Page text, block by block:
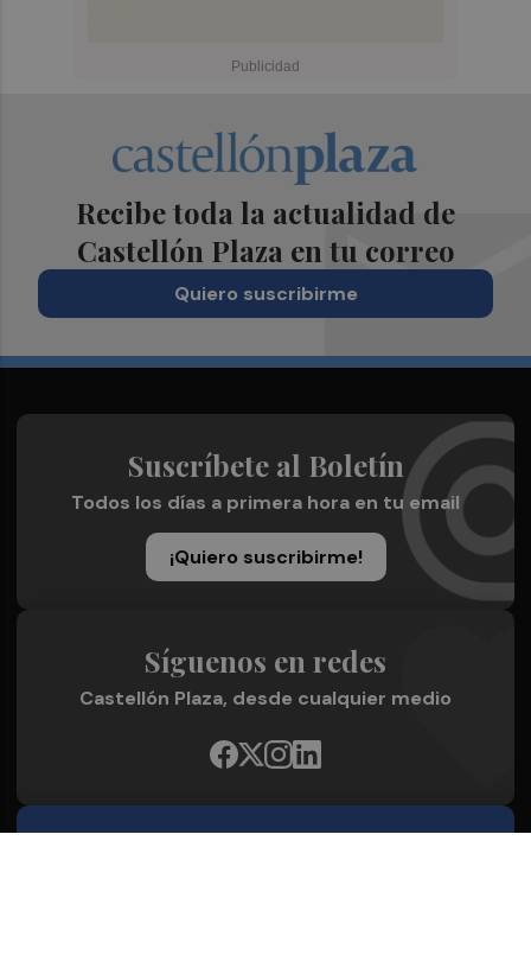
Recibe toda la actualidad de
Castellón Plaza en tu correo
Quiero suscribirme
Suscríbete al Boletín
Todos los días a primera hora en tu email
¡Quiero suscribirme!
Síguenos en redes
Castellón Plaza, desde cualquier medio